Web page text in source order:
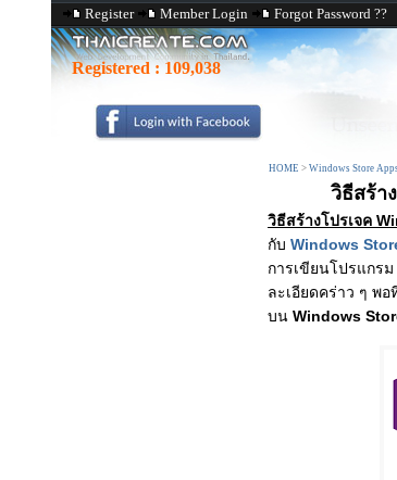
Register Member Login Forgot Password ??
Registered : 109,038
HOME > Windows Store
วิธีสร้า
วิธีสร้างโปรเจค
กับ Windows
การเขียนโปรแกรม
ละเอียดคร่าว ๆ พ
บน Windows